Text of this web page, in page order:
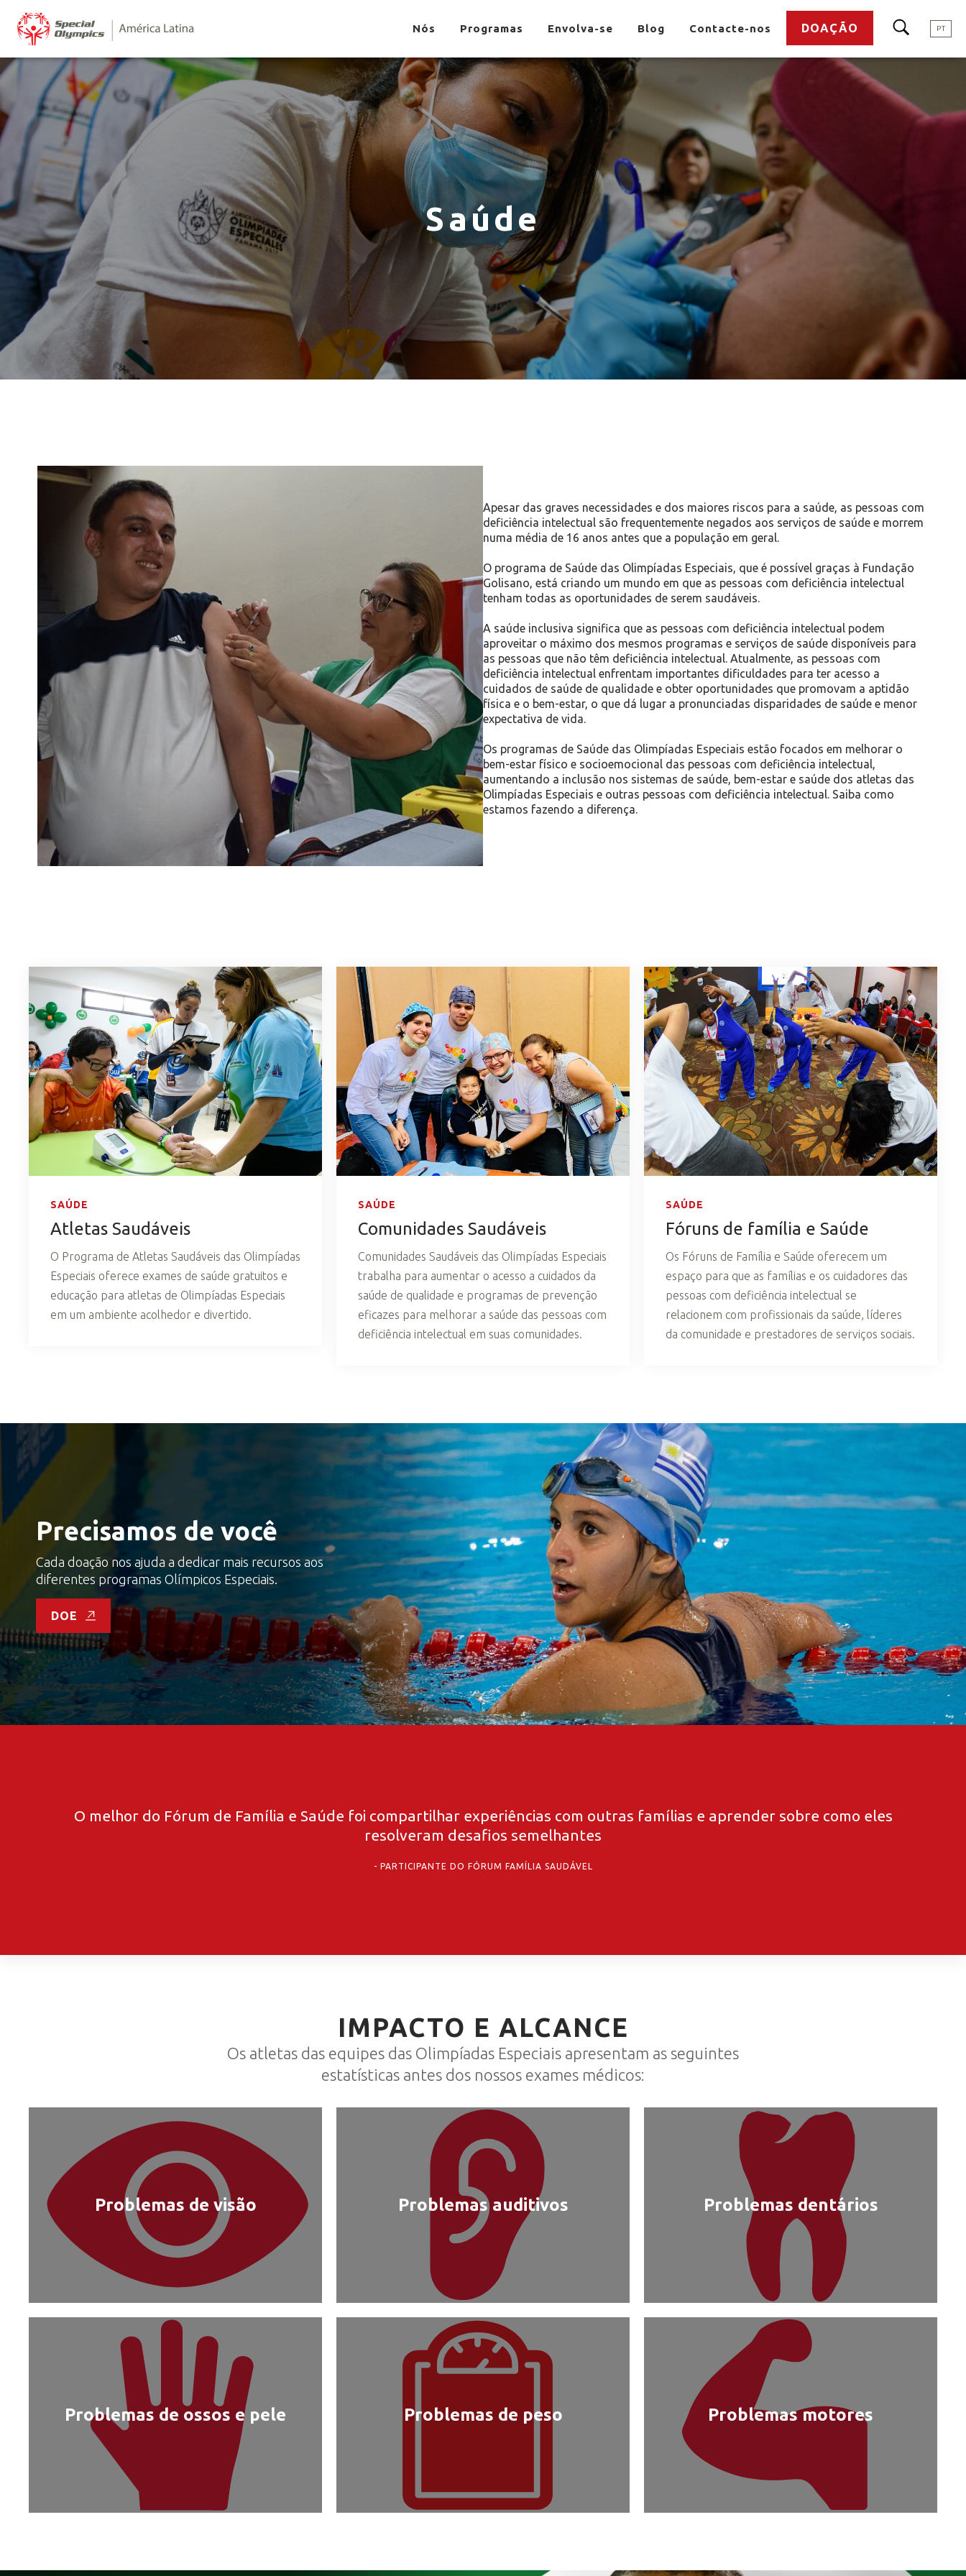
Nós Programas Envolva-se Blog Contacte-nos DOAÇÃO PT
Saúde
Apesar das graves necessidades e dos maiores riscos para a saúde, as pessoas com
deficiência intelectual são frequentemente negados aos serviços de saúde e morrem
numa média de 16 anos antes que a população em geral.
O programa de Saúde das Olimpíadas Especiais, que é possível graças à Fundação
Golisano, está criando um mundo em que as pessoas com deficiência intelectual
tenham todas as oportunidades de serem saudáveis.
A saúde inclusiva significa que as pessoas com deficiência intelectual podem
aproveitar o máximo dos mesmos programas e serviços de saúde disponíveis para
as pessoas que não têm deficiência intelectual. Atualmente, as pessoas com
deficiência intelectual enfrentam importantes dificuldades para ter acesso a
cuidados de saúde de qualidade e obter oportunidades que promovam a aptidão
física e o bem-estar, o que dá lugar a pronunciadas disparidades de saúde e menor
expectativa de vida.
Os programas de Saúde das Olimpíadas Especiais estão focados em melhorar o
bem-estar físico e socioemocional das pessoas com deficiência intelectual,
aumentando a inclusão nos sistemas de saúde, bem-estar e saúde dos atletas das
Olimpíadas Especiais e outras pessoas com deficiência intelectual. Saiba como
estamos fazendo a diferença.
SAÚDE
Atletas Saudáveis
O Programa de Atletas Saudáveis das Olimpíadas
Especiais oferece exames de saúde gratuitos e
educação para atletas de Olimpíadas Especiais
em um ambiente acolhedor e divertido.
SAÚDE
Comunidades Saudáveis
Comunidades Saudáveis das Olimpíadas Especiais
trabalha para aumentar o acesso a cuidados da
saúde de qualidade e programas de prevenção
eficazes para melhorar a saúde das pessoas com
deficiência intelectual em suas comunidades.
SAÚDE
Fóruns de família e Saúde
Os Fóruns de Família e Saúde oferecem um
espaço para que as famílias e os cuidadores das
pessoas com deficiência intelectual se
relacionem com profissionais da saúde, líderes
da comunidade e prestadores de serviços sociais.
Precisamos de você
Cada doação nos ajuda a dedicar mais recursos aos
diferentes programas Olímpicos Especiais.
DOE
O melhor do Fórum de Família e Saúde foi compartilhar experiências com outras famílias e aprender sobre como eles
resolveram desafios semelhantes
PARTICIPANTE DO FÓRUM FAMÍLIA SAUDÁVEL
IMPACTO E ALCANCE
Os atletas das equipes das Olimpíadas Especiais apresentam as seguintes
estatísticas antes dos nossos exames médicos:
Problemas de visão Problemas auditivos Problemas dentários
Problemas de ossos e pele Problemas de peso Problemas motores